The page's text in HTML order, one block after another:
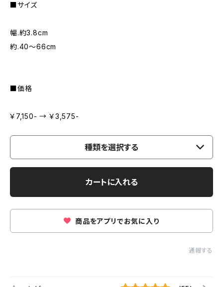
■サイズ
幅.約3.8cm
約.40〜66cm
■価格
￥7,150- → ￥3,575-
種類を選択する
カートに入れる
商品をアプリでお気に入り
通報する